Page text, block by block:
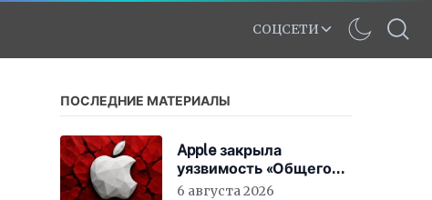
СОЦСЕТИ
ПОСЛЕДНИЕ МАТЕРИАЛЫ
Apple закрыла
уязвимость «Общего
экрана» в macOS
6 августа 2026